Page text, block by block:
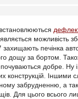
можливість
захищають печінка
дощу за бортом.
добре. Ну
конструкцій.
забрудненню, а
Для цього всього